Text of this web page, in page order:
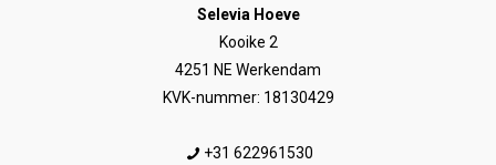
Selevia Hoeve
Kooike 2
4251 NE Werkendam
KVK-nummer: 18130429
+31 622961530